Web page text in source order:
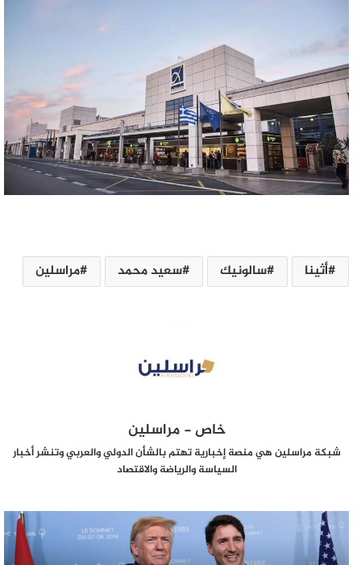
أثينا سالونيك سعيد محمد مراسلين
خاص - مراسلين
شبكة مراسلين هي منصة إخبارية تهتم بالشأن الدولي والعربي وتنشر أخبار
السياسة والرياضة والاقتصاد